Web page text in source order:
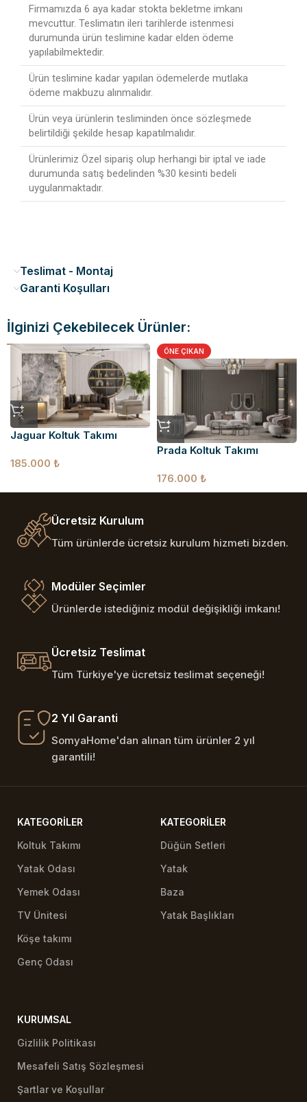
Firmamızda 6 aya kadar stokta bekletme imkanı
mevcuttur. Teslimatın ileri tarihlerde istenmesi
durumunda ürün teslimine kadar elden ödeme
yapılabilmektedir.
Ürün teslimine kadar yapılan ödemelerde mutlaka
ödeme makbuzu alınmalıdır.
Ürün veya ürünlerin tesliminden önce sözleşmede
belirtildiği şekilde hesap kapatılmalıdır.
Ürünlerimiz Özel sipariş olup herhangi bir iptal ve iade
durumunda satış bedelinden %30 kesinti bedeli
uygulanmaktadır.
Teslimat - Montaj
Garanti Koşulları
İlginizi Çekebilecek Ürünler:
Jaguar Koltuk Takımı
185.000 ₺
ÖNE ÇIKAN
Prada Koltuk Takımı
176.000 ₺
Ücretsiz Kurulum
Tüm ürünlerde ücretsiz kurulum hizmeti bizden.
Modüler Seçimler
Ürünlerde istediğiniz modül değişikliği imkanı!
Ücretsiz Teslimat
Tüm Türkiye'ye ücretsiz teslimat seçeneği!
2 Yıl Garanti
SomyaHome'dan alınan tüm ürünler 2 yıl
garantili!
KATEGORILER
Koltuk Takımı
Yatak Odası
Yemek Odası
TV Ünitesi
Köşe takımı
Genç Odası
KATEGORILER
Düğün Setleri
Yatak
Baza
Yatak Başlıkları
KURUMSAL
Gizlilik Politikası
Mesafeli Satış Sözleşmesi
Şartlar ve Koşullar